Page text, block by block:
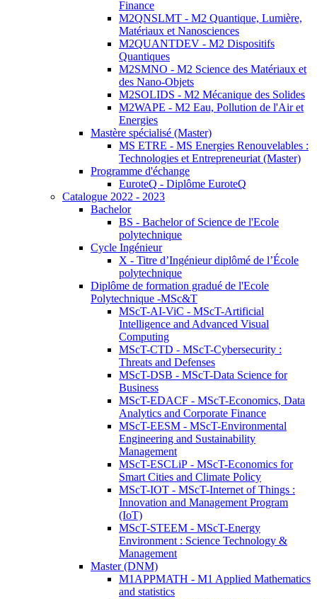
Finance
M2QNSLMT - M2 Quantique, Lumière,
Matériaux et Nanosciences
M2QUANTDEV - M2 Dispositifs
Quantiques
M2SMNO - M2 Science des Matériaux et
des Nano-Objets
M2SOLIDS - M2 Mécanique des Solides
M2WAPE - M2 Eau, Pollution de l'Air et
Energies
Mastère spécialisé (Master)
MS ETRE - MS Energies Renouvelables :
Technologies et Entrepreneuriat (Master)
Programme d'échange
EuroteQ - Diplôme EuroteQ
Catalogue 2022 - 2023
Bachelor
BS - Bachelor of Science de l'Ecole
polytechnique
Cycle Ingénieur
X - Titre d’Ingénieur diplômé de l’École
polytechnique
Diplôme de formation gradué de l'Ecole
Polytechnique -MSc&T
MScT-AI-ViC - MScT-Artificial
Intelligence and Advanced Visual
Computing
MScT-CTD - MScT-Cybersecurity :
Threats and Defenses
MScT-DSB - MScT-Data Science for
Business
MScT-EDACF - MScT-Economics, Data
Analytics and Corporate Finance
MScT-EESM - MScT-Environmental
Engineering and Sustainability
Management
MScT-ESCLiP - MScT-Economics for
Smart Cities and Climate Policy
MScT-IOT - MScT-Internet of Things :
Innovation and Management Program
(IoT)
MScT-STEEM - MScT-Energy
Environment : Science Technology &
Management
Master (DNM)
M1APPMATH - M1 Applied Mathematics
and statistics